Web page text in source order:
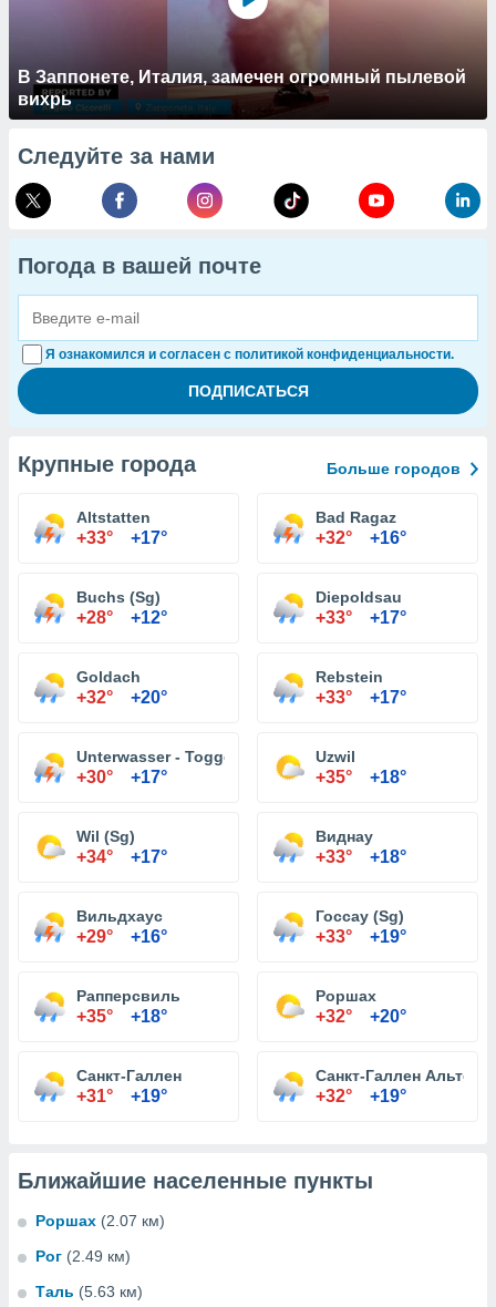
В Заппонете, Италия, замечен огромный пылевой
вихрь
Следуйте за нами
Погода в вашей почте
Я ознакомился и согласен с политикой конфиденциальности.
Крупные города Больше городов
Altstatten
+33° +17°
Bad Ragaz
+32° +16°
Buchs (Sg)
+28° +12°
Diepoldsau
+33° +17°
Goldach
+32° +20°
Rebstein
+33° +17°
Unterwasser - Toggenburg
+30° +17°
Uzwil
+35° +18°
Wil (Sg)
+34° +17°
Виднау
+33° +18°
Вильдхаус
+29° +16°
Госсау (Sg)
+33° +19°
Рапперсвиль
+35° +18°
Роршах
+32° +20°
Санкт-Галлен
+31° +19°
Санкт-Галлен
+32° +19°
Ближайшие населенные пункты
Роршах (2.07 км)
Рог (2.49 км)
Таль (5.63 км)